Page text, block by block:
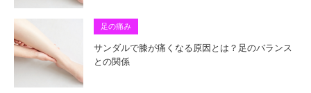
足の痛み
サンダルで膝が痛くなる原因とは？足のバランス
との関係